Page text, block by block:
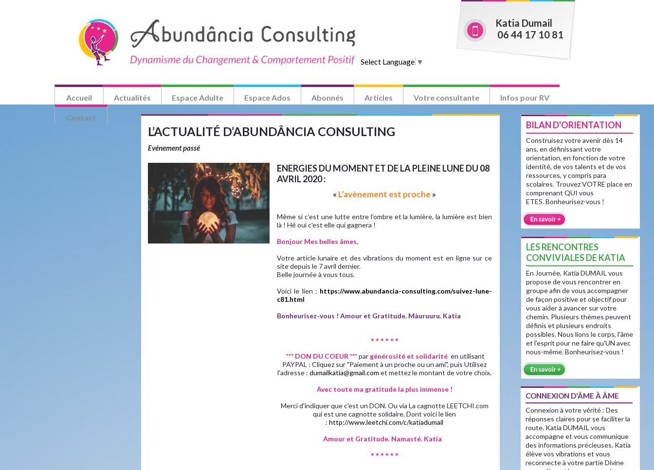
Katia Dumail
06 44 17 10 81
Select Language ▼
Accueil Actualités Espace Adulte Espace Ados Abonnés Articles Votre consultante Infos pour RV
Contact
L’ACTUALITÉ D’ABUNDÂNCIA CONSULTING
Evénement passé
ENERGIES DU MOMENT ET DE LA PLEINE LUNE DU 08
AVRIL 2020 :
« L’avènement est proche »
Même si c’est une lutte entre l’ombre et la lumière, la lumière est bien
là ! Hé oui c'est elle qui gagnera !
Bonjour Mes belles âmes,
Votre article lunaire et des vibrations du moment est en ligne sur ce
site depuis le 7 avril dernier.
Belle journée à vous tous.
Voici le lien : https://www.abundancia-consulting.com/suivez-lune-
c81.html
Bonheurisez-vous ! Amour et Gratitude. Màuruuru. Katia
* * * * * *
*** DON DU COEUR *** par générosité et solidarité en utilisant
PAYPAL : Cliquez sur "Paiement à un proche ou un ami", puis Utilisez
l'adresse :dumailkatia@gmail.com et mettez le montant de votre choix.
Avec toute ma gratitude la plus immense !
Merci d'indiquer que c'est un DON. Ou via La cagnotte LEETCHI.com
qui est une cagnotte solidaire. Dont voici le lien
:http://www.leetchi.com/c/katiadumail
Amour et Gratitude. Namasté. Katia
* * * * * *
BILAN D'ORIENTATION
Construisez votre avenir dès 14
ans, en définissant votre
orientation, en fonction de votre
identité, de vos talents et de vos
ressources, y compris para
scolaires. Trouvez VOTRE place en
comprenant QUI vous
ETES. Bonheurisez-vous !
LES RENCONTRES
CONVIVIALES DE KATIA
En Journée, Katia DUMAIL vous
propose de vous rencontrer en
groupe afin de vous accompagner
de façon positive et objectif pour
vous aider à avancer sur votre
chemin. Plusieurs thèmes peuvent
définis et plusieurs endroits
possibles. Nous lions le corps, l'âme
et l'esprit pour ne faire qu'UN avec
nous-même. Bonheurisez-vous !
CONNEXION D'ÂME À ÂME
Connexion à votre vérité : Des
réponses claires pour se faciliter la
route. Katia DUMAIL vous
accompagne et vous communique
des informations précieuses. Katia
élève vos vibrations et vous
reconnecte à votre partie Divine